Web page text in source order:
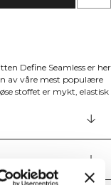
Define Seamless er her
av våre mest populære
stoffet er mykt, elastisk
Define Seamless til
ICIW strikk i midjen med
Full lengde. 92%